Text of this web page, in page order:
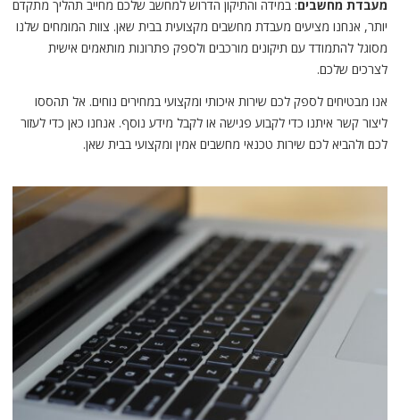
מעבדת מחשבים: במידה והתיקון הדרוש למחשב שלכם מחייב תהליך מתקדם
יותר, אנחנו מציעים מעבדת מחשבים מקצועית בבית שאן. צוות המומחים שלנו
מסוגל להתמודד עם תיקונים מורכבים ולספק פתרונות מותאמים אישית
לצרכים שלכם.
אנו מבטיחים לספק לכם שירות איכותי ומקצועי במחירים נוחים. אל תהססו
ליצור קשר איתנו כדי לקבוע פגישה או לקבל מידע נוסף. אנחנו כאן כדי לעזור
לכם ולהביא לכם שירות טכנאי מחשבים אמין ומקצועי בבית שאן.